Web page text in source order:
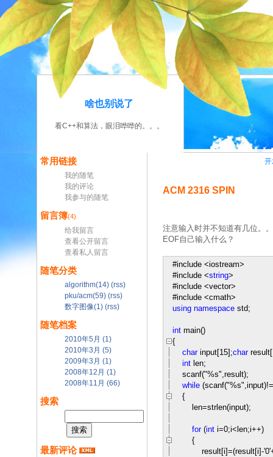
啥也别说了
看C++和算法，眼泪哗哗的。。。
常用链接
我的随笔
我的评论
我参与的随笔
留言簿(4)
给我留言
查看公开留言
查看私人留言
随笔分类
algorithm(14) (rss)
pku/acm(59) (rss)
数字图像(1) (rss)
随笔档案
2010年5月 (1)
2010年3月 (5)
2009年3月 (1)
2008年12月 (1)
2008年11月 (66)
搜索
最新评论
ACM 2316 SPIN
注意输入时并不知道有几位。
EOF自己输入什么？
#include <iostream>
#include <string>
#include <vector>
#include <cmath>
using namespace std;
int main()
{
charinput[15];charresult[
int len;
scanf("%s",result);
while (scanf("%s",input)!=
{
len=strlen(input);
for(int i=0;i< len;i++)
{
result[i]=(result[i]-'0'